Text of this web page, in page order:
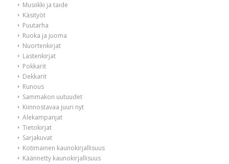
Musiikki ja taide
Käsityöt
Puutarha
Ruoka ja juoma
Nuortenkirjat
Lastenkirjat
Pokkarit
Dekkarit
Runous
Sammakon uutuudet
Kiinnostavaa juuri nyt
Alekampanjat
Tietokirjat
Sarjakuvat
Kotimainen kaunokirjallisuus
Käännetty kaunokirjallisuus